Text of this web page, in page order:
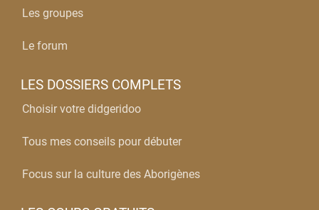
Les groupes
Le forum
LES DOSSIERS COMPLETS
Choisir votre didgeridoo
Tous mes conseils pour débuter
Focus sur la culture des Aborigènes